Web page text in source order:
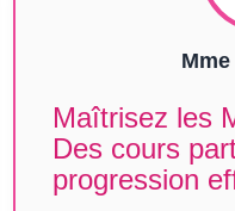
Maîtrisez les
Des cours
progression